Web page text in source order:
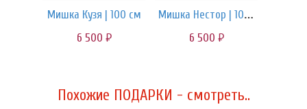
Мишка Кузя | 100 см
6 500 руб.
Мишка Нестор | 105 см
6 500 руб.
Похожие ПОДАРКИ - смотреть..